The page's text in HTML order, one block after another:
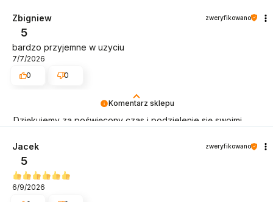
Komentarz sklepu
Dziękujemy za poświęcony czas i podzielenie się swoimi
proces zakupowy był czystą przyjemnością. Pozdrawiamy
Zbigniew zweryfikowano
5
bardzo przyjemne w uzyciu
7/7/2026
0
0
Jacek zweryfikowano
5
6/9/2026